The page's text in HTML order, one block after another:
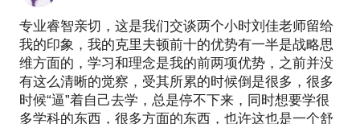
专业睿智亲切，这是我们交谈两个小时刘佳老师留给
我的印象，我的克里夫顿前十的优势有一半是战略思
维方面的，学习和理念是我的前两项优势，之前并没
有这么清晰的觉察，受其所累的时候倒是很多，很多
时候“逼”着自己去学，总是停不下来，同时想要学很
多学科的东西，很多方面的东西，也许这也是一个舒